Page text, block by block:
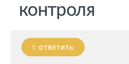
контроля
ОТВЕТИТЬ